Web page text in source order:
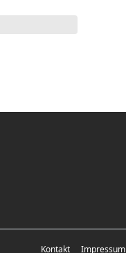
Kontakt Impressum